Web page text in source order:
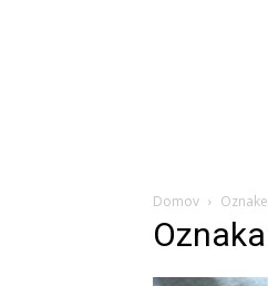
Domov Oznake